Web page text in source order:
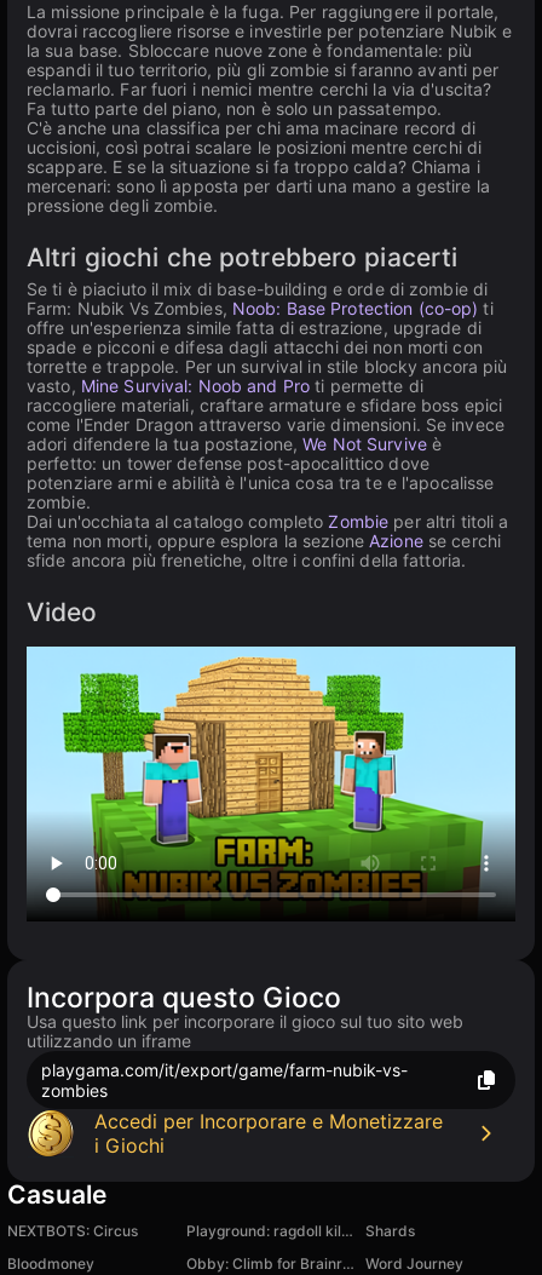
La missione principale è la fuga. Per raggiungere il portale,
dovrai raccogliere risorse e investirle per potenziare Nubik e
la sua base. Sbloccare nuove zone è fondamentale: più
espandi il tuo territorio, più gli zombie si faranno avanti per
reclamarlo. Far fuori i nemici mentre cerchi la via d'uscita?
Fa tutto parte del piano, non è solo un passatempo.
C'è anche una classifica per chi ama macinare record di
uccisioni, così potrai scalare le posizioni mentre cerchi di
scappare. E se la situazione si fa troppo calda? Chiama i
mercenari: sono lì apposta per darti una mano a gestire la
pressione degli zombie.
Altri giochi che potrebbero piacerti
Se ti è piaciuto il mix di base-building e orde di zombie di
Farm: Nubik Vs Zombies, Noob: Base Protection (co-op) ti
offre un'esperienza simile fatta di estrazione, upgrade di
spade e picconi e difesa dagli attacchi dei non morti con
torrette e trappole. Per un survival in stile blocky ancora più
vasto, Mine Survival: Noob and Pro ti permette di
raccogliere materiali, craftare armature e sfidare boss epici
come l'Ender Dragon attraverso varie dimensioni. Se invece
adori difendere la tua postazione,We Not Surviveè
perfetto: un tower defense post-apocalittico dove
potenziare armi e abilità è l'unica cosa tra te e l'apocalisse
zombie.
Dai un'occhiata al catalogo completoZombie per altri titoli a
tema non morti, oppure esplora la sezioneAzionese cerchi
sfide ancora più frenetiche, oltre i confini della fattoria.
Video
Incorpora questo Gioco
Usa questo link per incorporare il gioco sul tuo sito web
utilizzando un iframe
playgama.com/it/export/game/farm-nubik-vs-
zombies
Accedi per Incorporare e Monetizzare
i Giochi
Casuale
NEXTBOTS: Circus Playground: ragdoll killer antistress
Shards
Bloodmoney
Obby: Climb for Brainrots!
Word Journey